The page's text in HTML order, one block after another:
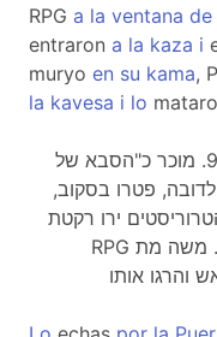
RPG a la ventana de
entraron a la kaza i
muryo en su kama,
la kavesa i lo
משה רידר היה ניצול שואה. היה בן 92. מוכר כ"הסבא של
פטרו בסקוב,
ירו רקטת
RPG לחלון הממ"ד, נכנסו לבית וזרקו רימון. משה מת